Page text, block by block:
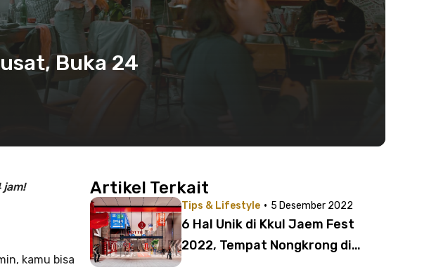
Buka 24
kamu bisa
Artikel Terkait
Tips & Lifestyle · 5 Desember 2022
6 Hal Unik di Kkul Jaem Fest
2022, Tempat Nongkrong di